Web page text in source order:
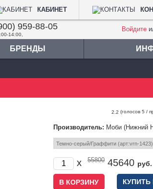
КАБИНЕТ
959-88-05
14:00,
Войдите
БРЕНДЫ
2.2 (голосов 5 /
Производитель: Моби (Нижний
x 55800 45640 руб.
КУПИТЬ